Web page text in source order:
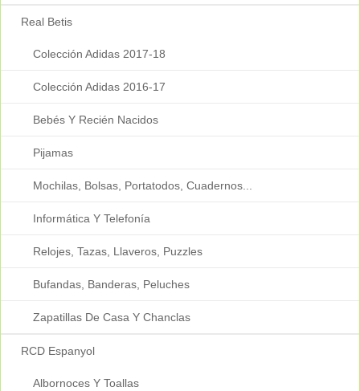
Real Betis
Colección Adidas 2017-18
Colección Adidas 2016-17
Bebés Y Recién Nacidos
Pijamas
Mochilas, Bolsas, Portatodos, Cuadernos...
Informática Y Telefonía
Relojes, Tazas, Llaveros, Puzzles
Bufandas, Banderas, Peluches
Zapatillas De Casa Y Chanclas
RCD Espanyol
Albornoces Y Toallas